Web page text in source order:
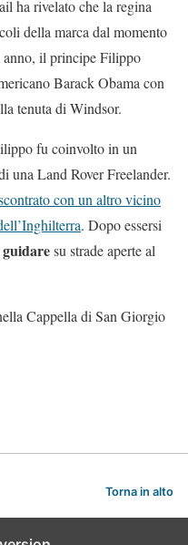
ha rivelato che la regina
della marca dal momento
anno, il principe Filippo
Barack Obama con
tenuta di Windsor.
fu coinvolto in un
una Land Rover Freelander.
con un altro vicino
. Dopo essersi
guidaresu strade aperte al
Cappella di San Giorgio
Torna in alto